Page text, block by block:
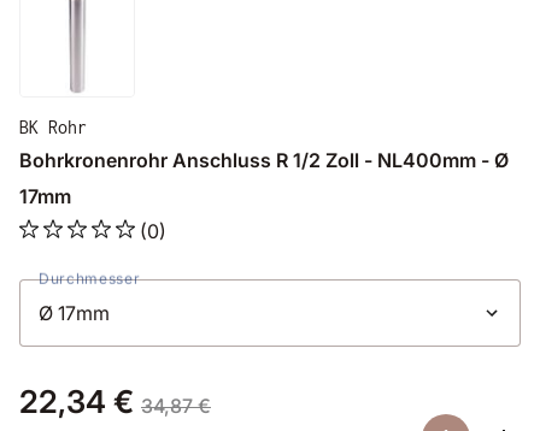
BK Rohr
Bohrkronenrohr Anschluss R 1/2 Zoll - NL400mm - Ø
17mm
(0)
Durchmesser
22,34 € 34,87 €